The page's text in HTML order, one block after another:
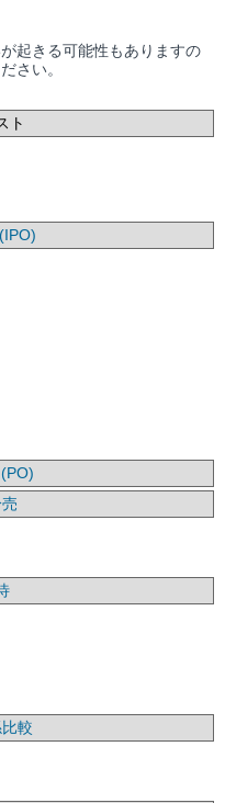
起きる可能性もありますの
さい。
ト
較